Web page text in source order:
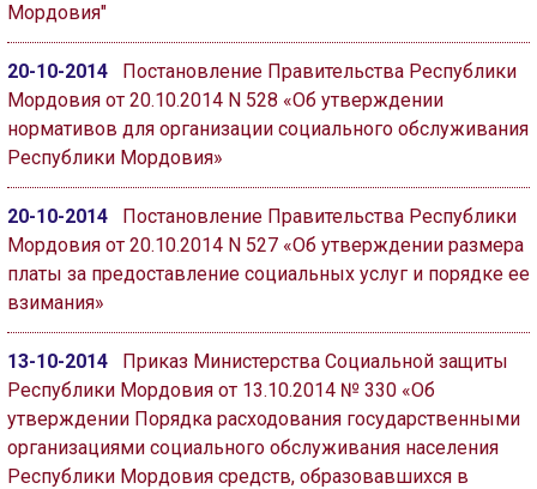
Мордовия"
20-10-2014
Постановление Правительства Республики
Мордовия от 20.10.2014 N 528 «Об утверждении
нормативов для организации социального обслуживания
Республики Мордовия»
20-10-2014
Постановление Правительства Республики
Мордовия от 20.10.2014 N 527 «Об утверждении размера
платы за предоставление социальных услуг и порядке ее
взимания»
13-10-2014
Приказ Министерства Социальной защиты
Республики Мордовия от 13.10.2014 № 330 «Об
утверждении Порядка расходования государственными
организациями социального обслуживания населения
Республики Мордовия средств, образовавшихся в